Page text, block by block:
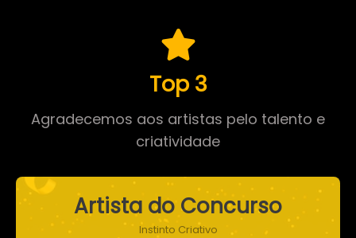
Top 3
Agradecemos aos artistas pelo talento e
criatividade
Artista do Concurso
Instinto Criativo